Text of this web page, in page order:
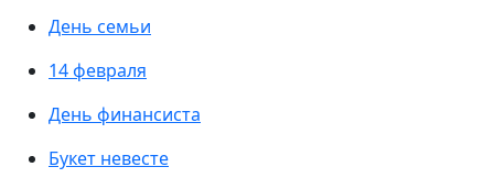
День семьи
14 февраля
День финансиста
Букет невесте